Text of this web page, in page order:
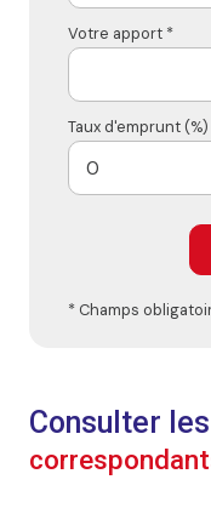
Votre apport *
Taux d'emprunt
* Champs
Consulter